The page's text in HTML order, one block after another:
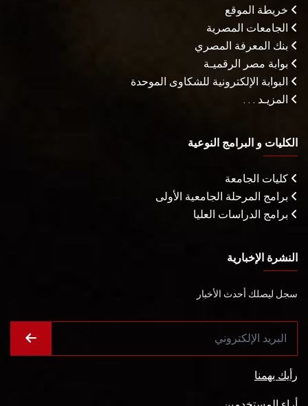
خريطة الموقع
الجامعات المصرية
بنك المعرفة المصري
بوابة مصر الرقميـة
البوابة الإلكترونية للشكاوى الموحدة
المزيـد . . .
الكليات و البرامج النوعية
كليات الجامعة
برامج المرحلة الجامعية الأولى
برامج الدراسات العليا
النشرة الإخبارية
سجل ليصلك أحدث الأخبار
رأيك يهمنا